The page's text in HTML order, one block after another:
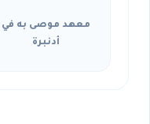
معهد موصى به في
أدنبرة